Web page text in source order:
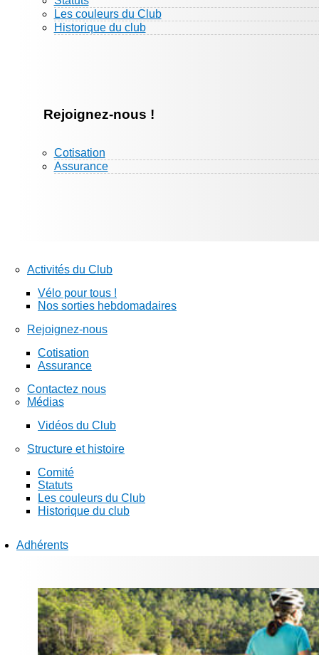
Les couleurs du Club
Historique du club
Rejoignez-nous !
Cotisation
Assurance
Activités du Club
Vélo pour tous !
Nos sorties hebdomadaires
Rejoignez-nous
Cotisation
Assurance
Contactez nous
Médias
Vidéos du Club
Structure et histoire
Comité
Statuts
Les couleurs du Club
Historique du club
Adhérents